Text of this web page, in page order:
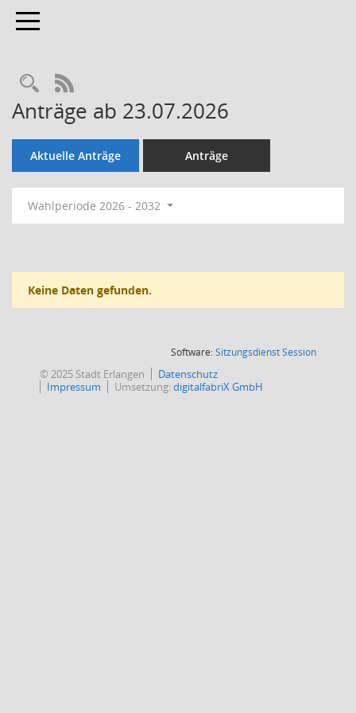
Toggle navigation
Rechercheauswahl
RSS-Feed
Anträge ab 23.07.2026
Aktuelle Anträge Anträge
Wahlperiode 2026 - 2032
Keine Daten gefunden.
Software:SitzungsdienstSession(Wird in
© 2025 Stadt Erlangen
Datenschutz
Impressum
Umsetzung:digitalfabriX GmbH